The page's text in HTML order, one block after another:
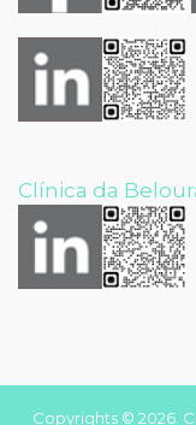
Clínica da
Copyrights © 2026.